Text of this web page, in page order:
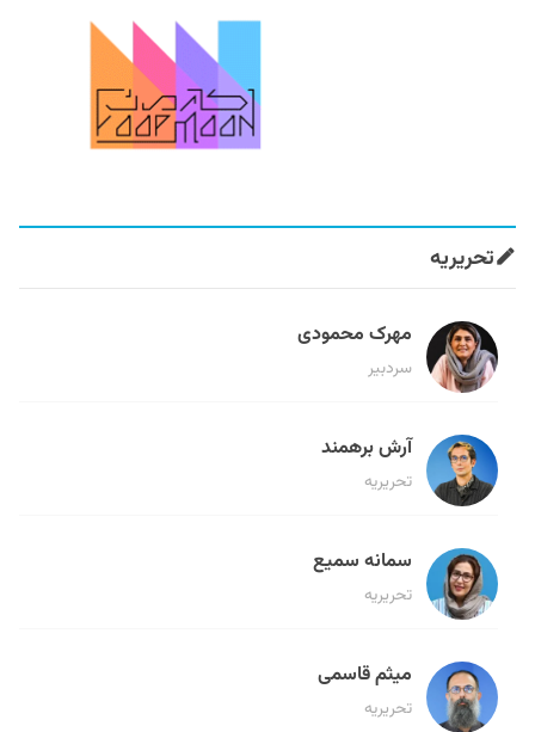
تحریریه
مهرک محمودی
سردبیر
آرش برهمند
تحریریه
سمانه سمیع
تحریریه
میثم قاسمی
تحریریه